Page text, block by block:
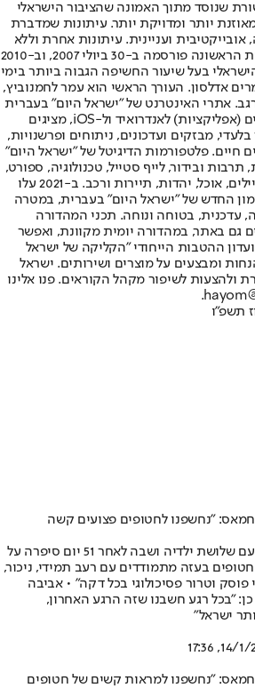
שנוסד מתוך האמונה שהציבור הישראלי
יותר ומדויקת יותר. עיתונות שמדברת
אובייקטיבית ועניינית. עיתונות אחרת וללא
תשלום. המהדורה המודפסת הראשונה פורסמה ב-30 ביולי 2007, וב-2010
בעל שיעור החשיפה הגבוה ביותר בימי
אדלסון. העורך הראשי הוא עמר לחמנוביץ,
אתרי האינטרנט של "ישראל היום" בעברית
ובאנגלית, כמו כן היישומונים (אפליקציות) לאנדרואיד ול-iOS, מציגים
מבזקים ועדכונים, ניתוחים ופרשנויות,
חיים. פלטפורמות הדיגיטל של "ישראל היום"
תרבות ובידור, לייף סטייל, טכנולוגיה, ספורט,
כלכלה וצרכנות, בריאות, חיילים, אוכל, יהדות, תיירות ורכב. ב-2021 עלו
החדש של "ישראל היום" בעברית, במטרה
עדכנית, בטוחה ונוחה. תכני המהדורה
גם באתר, במהדורה יומית מקוונת, ואפשר
ההטבות הייחודי "הקליקה של ישראל
ומבצעים על מוצרים ושירותים. ישראל
ולהצעות לשיפור מקהל הקוראים. פנו אלינו
תשפ"ו
"נחשפנו לחטופים פצועים קשה
ברודץ, שנחטפה לעזה יחד עם שלושת ילדיה ושבה לאחר 51 יום סיפרה על
בעזה מתמודדים עם רעב תמידי, ניכור,
פוסק וטרור פסיכולוגי בכל דקה" • אביבה
"בכל רגע חשבנו שזה הרגע האחרון,
ישראל"
14/1/
"נחשפנו למראות קשים של חטופים